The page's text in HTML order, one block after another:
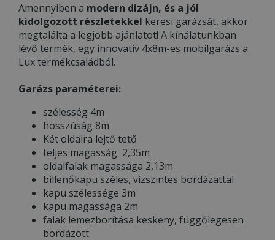
Amennyiben a modern dizájn, és a jól
kidolgozott részletekkel keresi garázsát, akkor
megtalálta a legjobb ajánlatot! A kínálatunkban
lévő termék, egy innovatív 4x8m-es mobilgarázs a
Lux termékcsaládból.
Garázs paraméterei:
szélesség 4m
hosszúság 8m
Két oldalra lejtő tető
teljes magasság 2,35m
oldalfalak magassága 2,13m
billenőkapu széles, vízszintes bordázattal
kapu szélessége 3m
kapu magassága 2m
falak lemezborítása keskeny, függőlegesen
bordázott